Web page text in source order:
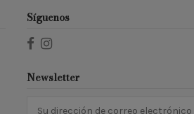
Síguenos
Newsletter